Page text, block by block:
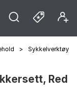
> Sykkelverktøy
Red